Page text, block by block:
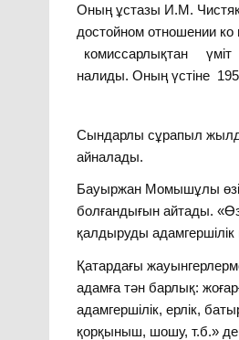
Оның ұстазы И.М.
достойном отношении
комиссарлықтан үміт
налиды. Оның үстіне
Сындарлы сұрапыл
айналады.
Бауыржан Момышұлы
болғандығын айтады.
қалдыруды
Қатардағы
адамға тән барлық:
адамгершілік, ерлік,
қорқыныш, шошу, т.б.»